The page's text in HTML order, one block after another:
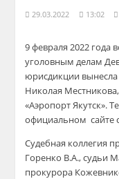
29.03.2022 13:02
9 февраля 2022 года
уголовным делам
юрисдикции
Николая
«Аэропорт Якутск».
официальном сайте
Судебная коллегия
Горенко В.А., судьи
прокурора